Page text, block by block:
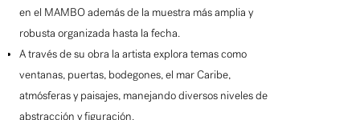
en el MAMBO además de la muestra más amplia y
robusta organizada hasta la fecha.
A través de su obra la artista explora temas como
ventanas, puertas, bodegones, el mar Caribe,
atmósferas y paisajes, manejando diversos niveles de
abstracción y figuración.